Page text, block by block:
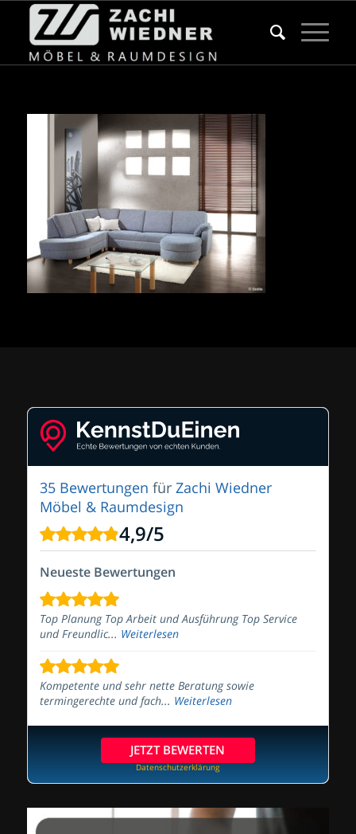
35 Bewertungen für Zachi Wiedner
Möbel & Raumdesign
4,9/5
Neueste Bewertungen
Top Planung Top Arbeit und Ausführung Top Service
und Freundlic... Weiterlesen
Kompetente und sehr nette Beratung sowie
termingerechte und fach... Weiterlesen
JETZT BEWERTEN
Datenschutzerklärung